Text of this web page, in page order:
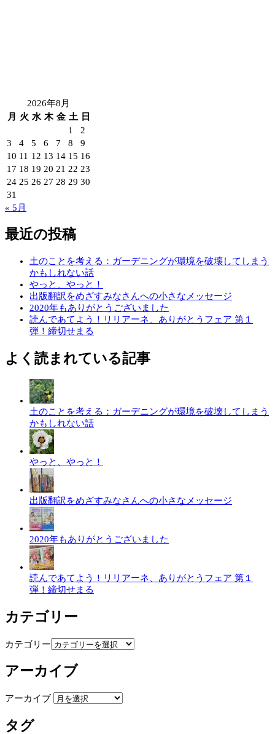
2026年8月
月
火 水 木 金 土
日
1
2
3
4 5 6 7 8
9
10 11 12 13 14 15 16
17 18 19 20 21 22 23
24 25 26 27 28 29 30
31
« 5月
最近の投稿
土のことを考える：ガーデニングが環境を破壊してしまう
かもしれない話
やっと、やっと！
出版翻訳をめざすみなさんへの小さなメッセージ
2020年もありがとうございました
読んであてよう！リリアーネ、ありがとうフェア 第１
弾！締切せまる
よく読まれている記事
土のことを考える：ガーデニングが環境を破壊してしまう
かもしれない話
やっと、やっと！
出版翻訳をめざすみなさんへの小さなメッセージ
2020年もありがとうございました
読んであてよう！リリアーネ、ありがとうフェア 第１
弾！締切せまる
カテゴリー
カテゴリー
アーカイブ
アーカイブ
タグ